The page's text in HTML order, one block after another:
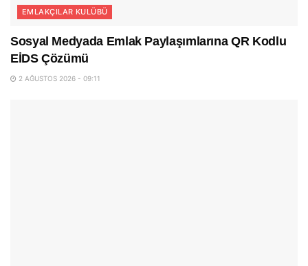
EMLAKÇILAR KULÜBÜ
Sosyal Medyada Emlak Paylaşımlarına QR Kodlu
EİDS Çözümü
2 AĞUSTOS 2026 - 09:11